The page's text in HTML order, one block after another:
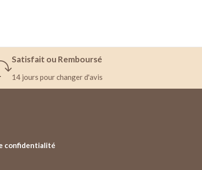
Satisfait ou Remboursé
14 jours pour changer d'avis
confidentialité